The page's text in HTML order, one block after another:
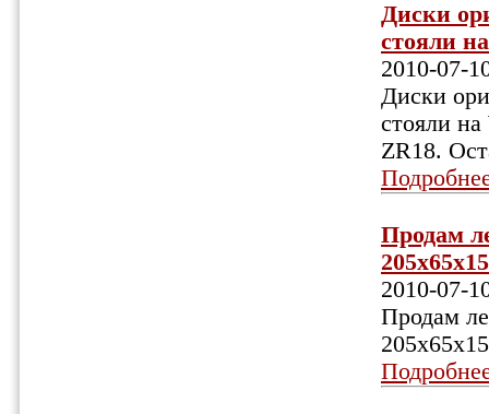
Диски
стояли
2010-07-
Диски
стояли
ZR18.
Продам
2010-07-
Продам